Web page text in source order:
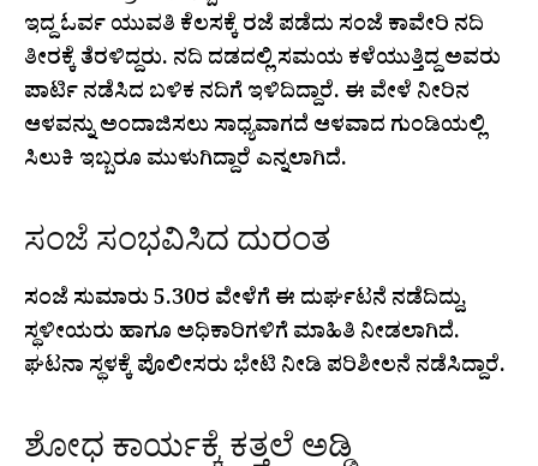
ಇದ್ದ ಓರ್ವ ಯುವತಿ ಕೆಲಸಕ್ಕೆ ರಜೆ ಪಡೆದು ಸಂಜೆ ಕಾವೇರಿ ನದಿ
ತೀರಕ್ಕೆ ತೆರಳಿದ್ದರು. ನದಿ ದಡದಲ್ಲಿ ಸಮಯ ಕಳೆಯುತ್ತಿದ್ದ ಅವರು
ಪಾರ್ಟಿ ನಡೆಸಿದ ಬಳಿಕ ನದಿಗೆ ಇಳಿದಿದ್ದಾರೆ. ಈ ವೇಳೆ ನೀರಿನ
ಆಳವನ್ನು ಅಂದಾಜಿಸಲು ಸಾಧ್ಯವಾಗದೆ ಆಳವಾದ ಗುಂಡಿಯಲ್ಲಿ
ಸಿಲುಕಿ ಇಬ್ಬರೂ ಮುಳುಗಿದ್ದಾರೆ ಎನ್ನಲಾಗಿದೆ.
ಸಂಜೆ ಸಂಭವಿಸಿದ ದುರಂತ
ಸಂಜೆ ಸುಮಾರು 5.30ರ ವೇಳೆಗೆ ಈ ದುರ್ಘಟನೆ ನಡೆದಿದ್ದು,
ಸ್ಥಳೀಯರು ಹಾಗೂ ಅಧಿಕಾರಿಗಳಿಗೆ ಮಾಹಿತಿ ನೀಡಲಾಗಿದೆ.
ಘಟನಾ ಸ್ಥಳಕ್ಕೆ ಪೊಲೀಸರು ಭೇಟಿ ನೀಡಿ ಪರಿಶೀಲನೆ ನಡೆಸಿದ್ದಾರೆ.
ಶೋಧ ಕಾರ್ಯಕ್ಕೆ ಕತ್ತಲೆ ಅಡ್ಡಿ